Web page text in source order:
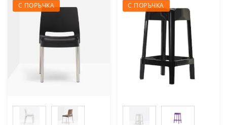
С ПОРЪЧКА С ПОРЪЧКА